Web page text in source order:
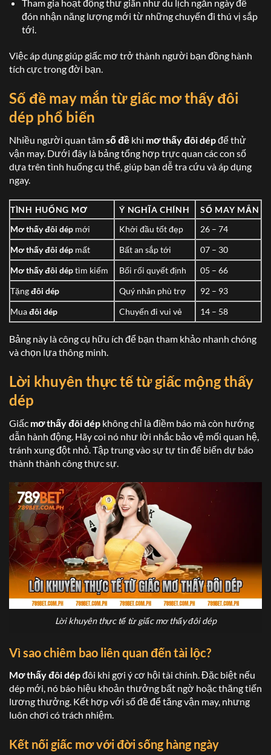
Tham gia hoạt động thư giãn như du lịch ngắn ngày để
đón nhận năng lượng mới từ những chuyến đi thú vị sắp
tới.
Việc áp dụng giúp giấc mơ trở thành người bạn đồng hành
tích cực trong đời bạn.
Số đề may mắn từ giấc mơ thấy đôi
dép phổ biến
Nhiều người quan tâmsố đề khi mơ thấy đôi dépđể thử
vận may. Dưới đây là bảng tổng hợp trực quan các con số
dựa trên tình huống cụ thể, giúp bạn dễ tra cứu và áp dụng
ngay.
TÌNH HUỐNG MƠ Ý NGHĨA CHÍNH
SỐ MAY MẮN
Mơ thấy đôi dép mới Khởi đầu tốt đẹp
26 – 74
Mơ thấy đôi dép mất Bất an sắp tới
07 – 30
Mơ thấy đôi déptìm kiếm Bối rối quyết định
05 – 66
Tặngđôi dép Quý nhân phù trợ
92 – 93
Muađôi dép Chuyến đi vui vẻ 14 – 58
Bảng này là công cụ hữu ích để bạn tham khảo nhanh chóng
và chọn lựa thông minh.
Lời khuyên thực tế từ giấc mộng thấy
dép
Giấc mơ thấy đôi dép không chỉ là điềm báo mà còn hướng
dẫn hành động. Hãy coi nó như lời nhắc bảo vệ mối quan hệ,
tránh xung đột nhỏ. Tập trung vào sự tự tin để biến dự báo
thành thành công thực sự.
Lời khuyên thực tế từ giấc mơ thấy đôi dép
Vì sao chiêm bao liên quan đến tài lộc?
Mơ thấy đôi dépđôi khi gợi ý cơ hội tài chính. Đặc biệt nếu
dép mới, nó báo hiệu khoản thưởng bất ngờ hoặc thăng tiến
lương thưởng. Kết hợp với số đề để tăng vận may, nhưng
luôn chơi có trách nhiệm.
Kết nối giấc mơ với đời sống hàng ngày